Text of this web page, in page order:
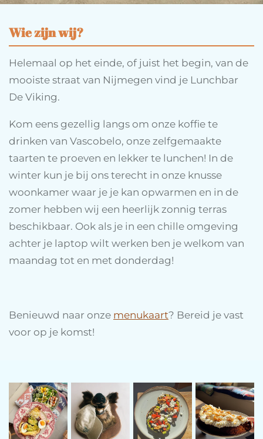
Wie zijn wij?
Helemaal op het einde, of juist het begin, van de
mooiste straat van Nijmegen vind je Lunchbar
De Viking.
Kom eens gezellig langs om onze koffie te
drinken van Vascobelo, onze zelfgemaakte
taarten te proeven en lekker te lunchen! In de
winter kun je bij ons terecht in onze knusse
woonkamer waar je je kan opwarmen en in de
zomer hebben wij een heerlijk zonnig terras
beschikbaar. Ook als je in een chille omgeving
achter je laptop wilt werken ben je welkom van
maandag tot en met donderdag!
Benieuwd naar onze menukaart? Bereid je vast
voor op je komst!